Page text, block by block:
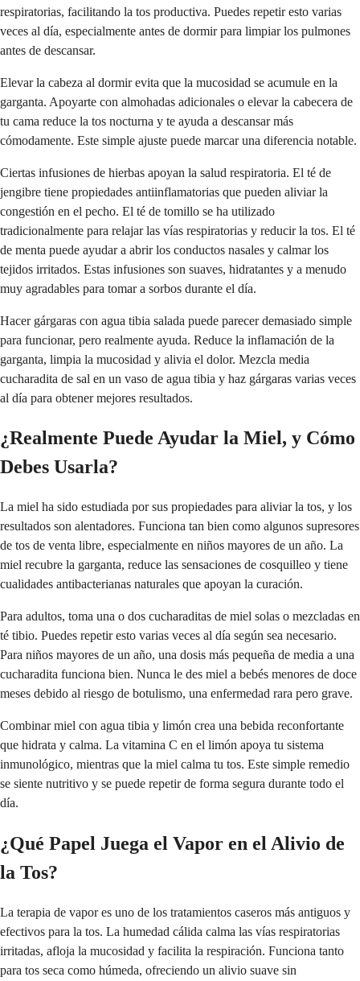
respiratorias, facilitando la tos productiva. Puedes repetir esto varias
veces al día, especialmente antes de dormir para limpiar los pulmones
antes de descansar.
Elevar la cabeza al dormir evita que la mucosidad se acumule en la
garganta. Apoyarte con almohadas adicionales o elevar la cabecera de
tu cama reduce la tos nocturna y te ayuda a descansar más
cómodamente. Este simple ajuste puede marcar una diferencia notable.
Ciertas infusiones de hierbas apoyan la salud respiratoria. El té de
jengibre tiene propiedades antiinflamatorias que pueden aliviar la
congestión en el pecho. El té de tomillo se ha utilizado
tradicionalmente para relajar las vías respiratorias y reducir la tos. El té
de menta puede ayudar a abrir los conductos nasales y calmar los
tejidos irritados. Estas infusiones son suaves, hidratantes y a menudo
muy agradables para tomar a sorbos durante el día.
Hacer gárgaras con agua tibia salada puede parecer demasiado simple
para funcionar, pero realmente ayuda. Reduce la inflamación de la
garganta, limpia la mucosidad y alivia el dolor. Mezcla media
cucharadita de sal en un vaso de agua tibia y haz gárgaras varias veces
al día para obtener mejores resultados.
¿Realmente Puede Ayudar la Miel, y Cómo
Debes Usarla?
La miel ha sido estudiada por sus propiedades para aliviar la tos, y los
resultados son alentadores. Funciona tan bien como algunos supresores
de tos de venta libre, especialmente en niños mayores de un año. La
miel recubre la garganta, reduce las sensaciones de cosquilleo y tiene
cualidades antibacterianas naturales que apoyan la curación.
Para adultos, toma una o dos cucharaditas de miel solas o mezcladas en
té tibio. Puedes repetir esto varias veces al día según sea necesario.
Para niños mayores de un año, una dosis más pequeña de media a una
cucharadita funciona bien. Nunca le des miel a bebés menores de doce
meses debido al riesgo de botulismo, una enfermedad rara pero grave.
Combinar miel con agua tibia y limón crea una bebida reconfortante
que hidrata y calma. La vitamina C en el limón apoya tu sistema
inmunológico, mientras que la miel calma tu tos. Este simple remedio
se siente nutritivo y se puede repetir de forma segura durante todo el
día.
¿Qué Papel Juega el Vapor en el Alivio de
la Tos?
La terapia de vapor es uno de los tratamientos caseros más antiguos y
efectivos para la tos. La humedad cálida calma las vías respiratorias
irritadas, afloja la mucosidad y facilita la respiración. Funciona tanto
para tos seca como húmeda, ofreciendo un alivio suave sin